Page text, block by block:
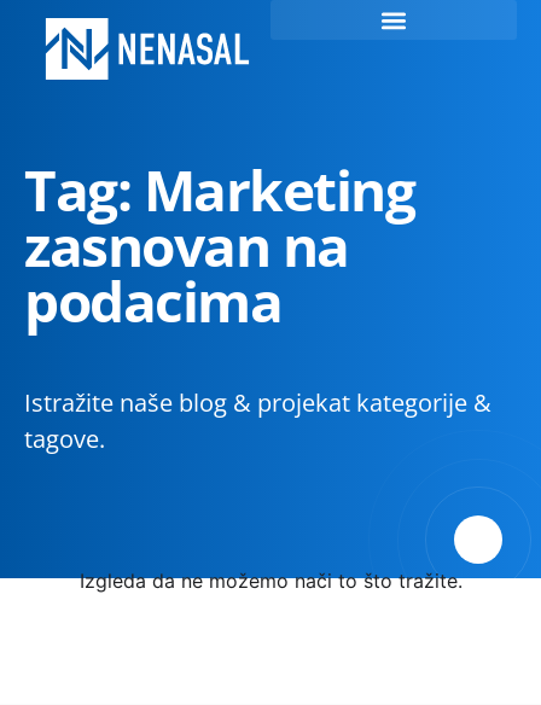
Tag: Marketing
zasnovan na
podacima
Istražite naše blog & projekat kategorije &
tagove.
Izgleda da ne možemo nači to što tražite.